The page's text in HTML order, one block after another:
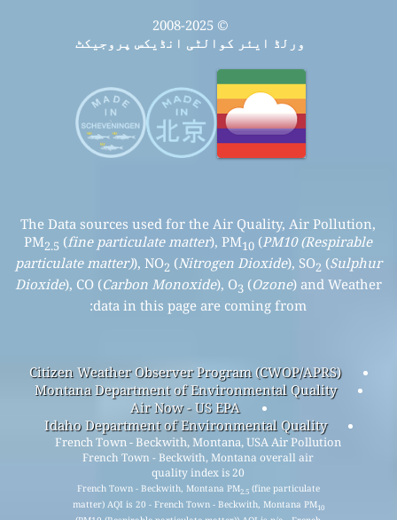
© 2008-2025
ورلڈ ایئر کوالٹی انڈیکس پروجیکٹ
The Data sources used for the Air Quality, Air Pollution,
PM2.5(fine particulate matter), PM10(PM10 (Respirable
particulate matter)), NO2 (Nitrogen Dioxide), SO2 (Sulphur
Dioxide), CO (Carbon Monoxide), O3 (Ozone ) and Weather
data in this page are coming from:
Citizen Weather Observer Program (CWOP/APRS)
Montana Department of Environmental Quality
Air Now - US EPA
Idaho Department of Environmental Quality
French Town - Beckwith, Montana, USA Air Pollution
French Town - Beckwith, Montana overall air
quality index is 20
French Town - Beckwith, Montana PM2.5(fine particulate
matter) AQI is 20 - French Town - Beckwith, Montana PM10